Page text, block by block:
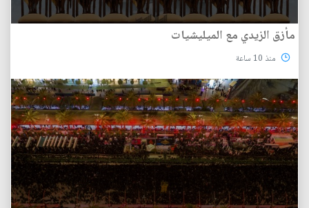
مأزق الزيدي مع الميليشيات
منذ 10 ساعة